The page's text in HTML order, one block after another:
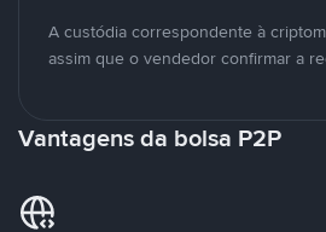
A custódia correspondente à
assim que o vendedor confirmar a
Vantagens da bolsa P2P